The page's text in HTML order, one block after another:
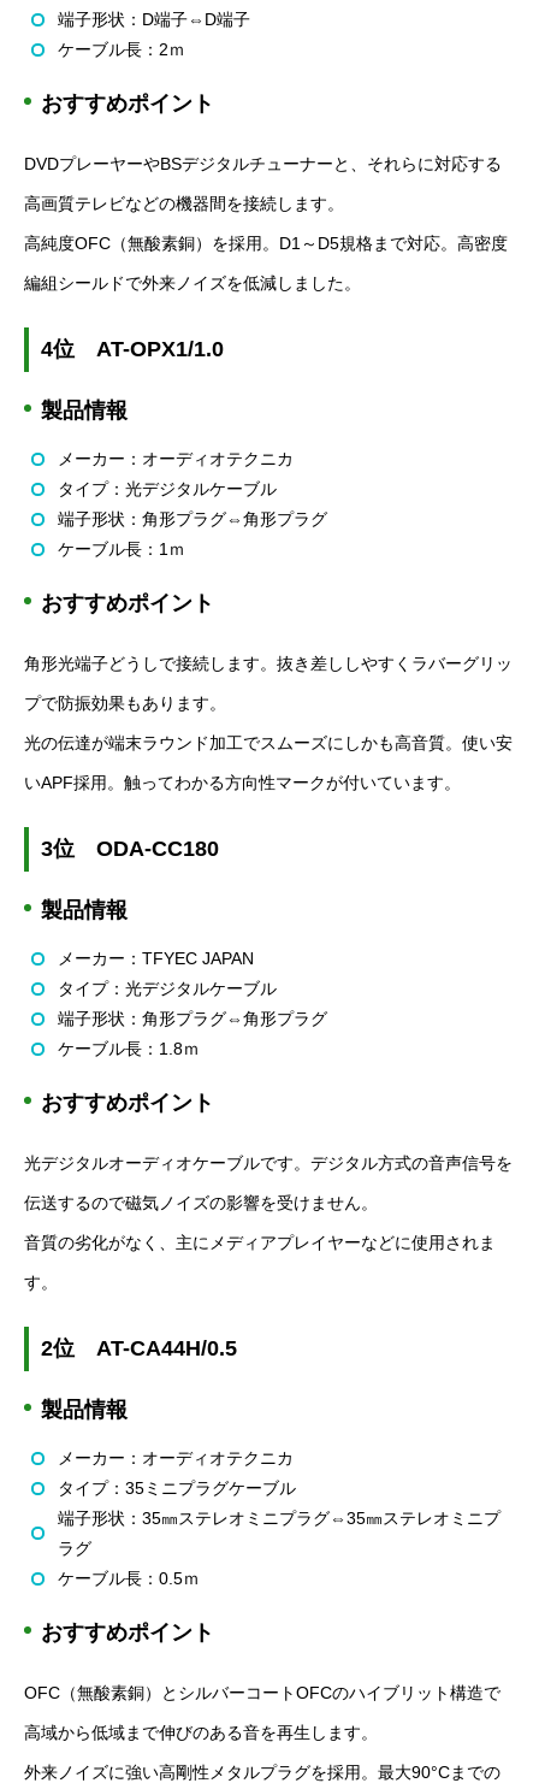
端子形状： D端子⇔ D端子
ケーブル長： 2ｍ
おすすめポイント
DVDプレーヤーやBSデジタルチューナーと、それらに対応する
高画質テレビなどの機器間を接続します。
高純度OFC （無酸素銅）を採用。 D1 ～ D5規格まで対応。高密度
編組シールドで外来ノイズを低減しました。
4位 AT-OPX1/1.0
製品情報
メーカー：オーディオテクニカ
タイプ：光デジタルケーブル
端子形状：角形プラグ⇔角形プラグ
ケーブル長： 1 ｍ
おすすめポイント
角形光端子どうしで接続します。抜き差ししやすくラバーグリッ
プで防振効果もあります。
光の伝達が端末ラウンド加工でスムーズにしかも高音質。使い安
いAPF採用。触ってわかる方向性マークが付いています。
3位 ODA-CC180
製品情報
メーカー： TFYEC JAPAN
タイプ：光デジタルケーブル
端子形状：角形プラグ⇔角形プラグ
ケーブル長： 1.8ｍ
おすすめポイント
光デジタルオーディオケーブルです。デジタル方式の音声信号を
伝送するので磁気ノイズの影響を受けません。
音質の劣化がなく、主にメディアプレイヤーなどに使用されま
す。
2位 AT-CA44H/0.5
製品情報
メーカー：オーディオテクニカ
タイプ： 35ミニプラグケーブル
端子形状： 35㎜ステレオミニプラグ⇔35㎜ステレオミニプ
ラグ
ケーブル長： 0.5ｍ
おすすめポイント
OFC （無酸素銅）とシルバーコートOFCのハイブリット構造で
高域から低域まで伸びのある音を再生します。
外来ノイズに強い高剛性メタルプラグを採用。最大90°Cまでの